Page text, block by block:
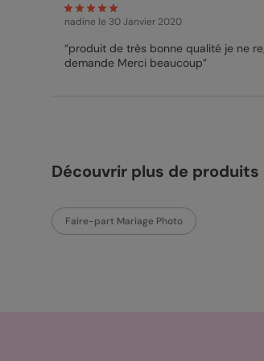
nadine le 30 Janvier 2020
“produit de très bonne qualité je ne
demande Merci beaucoup”
Découvrir plus de produits
Faire-part Mariage Photo